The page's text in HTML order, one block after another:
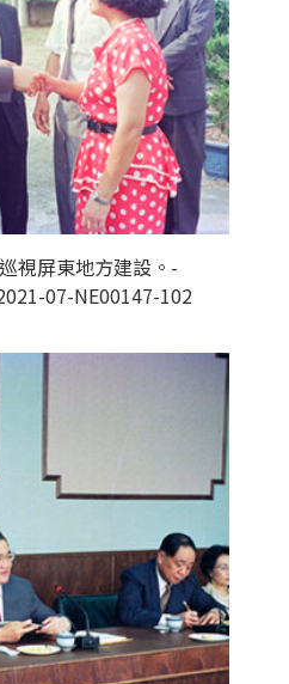
視屏東地方建設。-
07-NE00147-102